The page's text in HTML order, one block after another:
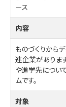
ース
内容
ものづくりから
連企業がありま
や進学先につい
ムです。
対象